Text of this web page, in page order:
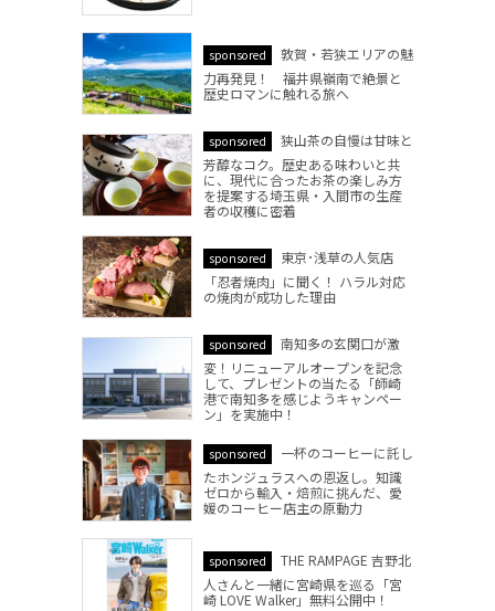
sponsored
敦賀・若狭エリアの魅
力再発見！ 福井県嶺南で絶景と
歴史ロマンに触れる旅へ
sponsored
狭山茶の自慢は甘味と
芳醇なコク。歴史ある味わいと共
に、現代に合ったお茶の楽しみ方
を提案する埼玉県・入間市の生産
者の収穫に密着
sponsored
東京･浅草の人気店
「忍者焼肉」に聞く！ ハラル対応
の焼肉が成功した理由
sponsored
南知多の玄関口が激
変！リニューアルオープンを記念
して、プレゼントの当たる「師崎
港で南知多を感じようキャンペー
ン」を実施中！
sponsored
一杯のコーヒーに託し
たホンジュラスへの恩返し。知識
ゼロから輸入・焙煎に挑んだ、愛
媛のコーヒー店主の原動力
sponsored
THE RAMPAGE 吉野北
人さんと一緒に宮崎県を巡る「宮
崎 LOVE Walker」無料公開中！